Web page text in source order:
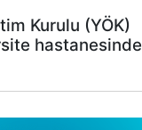
Kurulu (YÖK)
hastanesinde